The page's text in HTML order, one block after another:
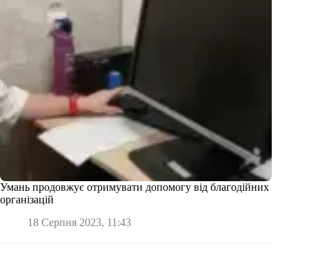
Умань продовжує отримувати допомогу від благодійних
організацій
18 Серпня 2023, 11:43